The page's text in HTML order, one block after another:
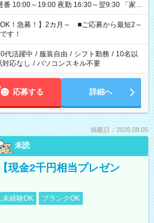
10:00～19:00 夜勤 16:30～翌9:30 「家族
」 「余裕を持って夕飯の準備がしたい」
たくない」 など、ご希望を教えてください
の勤務時間。 合計で週40時間を超える場
。
OK！急募！】2カ月～ ■ご応募から最短2～
す！
代活躍中 / 服装自由 / シフト勤務 / 10名以
対応なし / パソコンスキル不要
応募する 詳細へ
掲載日：2026.08.05
未読
現金2千円相当プレゼン
未経験OK
ブランクOK